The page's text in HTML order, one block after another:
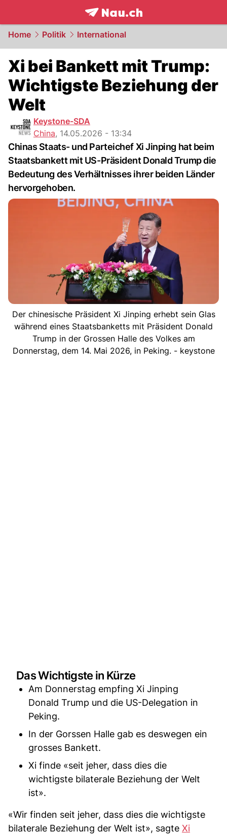
frontpage.NAU.ch
Home Politik International
Xi bei Bankett mit Trump:
Wichtigste Beziehung der
Welt
Keystone-SDA
China, 14.05.2026 - 13:34
Chinas Staats- und Parteichef Xi Jinping hat beim
Staatsbankett mit US-Präsident Donald Trump die
Bedeutung des Verhältnisses ihrer beiden Länder
hervorgehoben.
Der chinesische Präsident Xi Jinping erhebt sein Glas
während eines Staatsbanketts mit Präsident Donald
Trump in der Grossen Halle des Volkes am
Donnerstag, dem 14. Mai 2026, in Peking. - keystone
Das Wichtigste in Kürze
Am Donnerstag empfing Xi Jinping
Donald Trump und die US-Delegation in
Peking.
In der Gorssen Halle gab es deswegen ein
grosses Bankett.
Xi finde «seit jeher, dass dies die
wichtigste bilaterale Beziehung der Welt
ist».
«Wir finden seit jeher, dass dies die wichtigste
bilaterale Beziehung der Welt ist», sagte Xi